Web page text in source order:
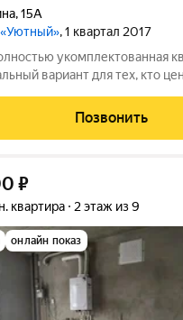
,15А
, 1 квартал 2017
укомплектованная
вариант для тех, кто
потолки: «Парящие»
современное и
Позвонить
₽
квартира 2 этаж из 9
онлайн показ